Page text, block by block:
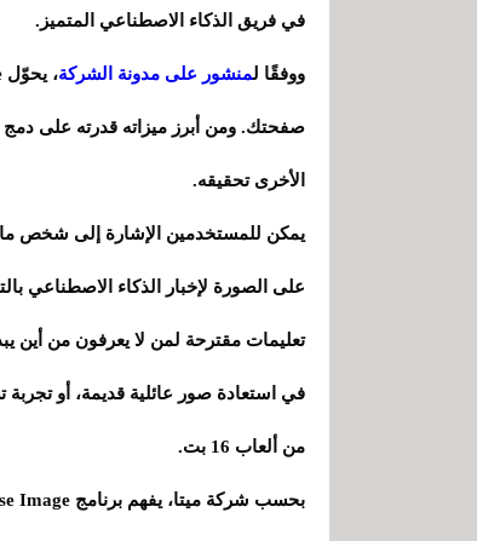
في فريق الذكاء الاصطناعي المتميز.
ووفقًا لمنشور على مدونة الشركة
صفحتك. ومن أبرز ميزاته قدرته على
الأخرى تحقيقه.
يمكن للمستخدمين الإشارة إلى شخص ما
على الصورة لإخبار الذكاء الاصطناعي
في استعادة صور عائلية قديمة، أو
من ألعاب 16 بت.